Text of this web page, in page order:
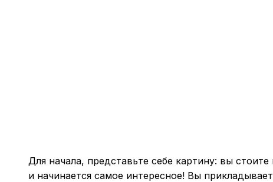
Для начала, представьте себе картину: вы
и начинается самое интересное! Вы